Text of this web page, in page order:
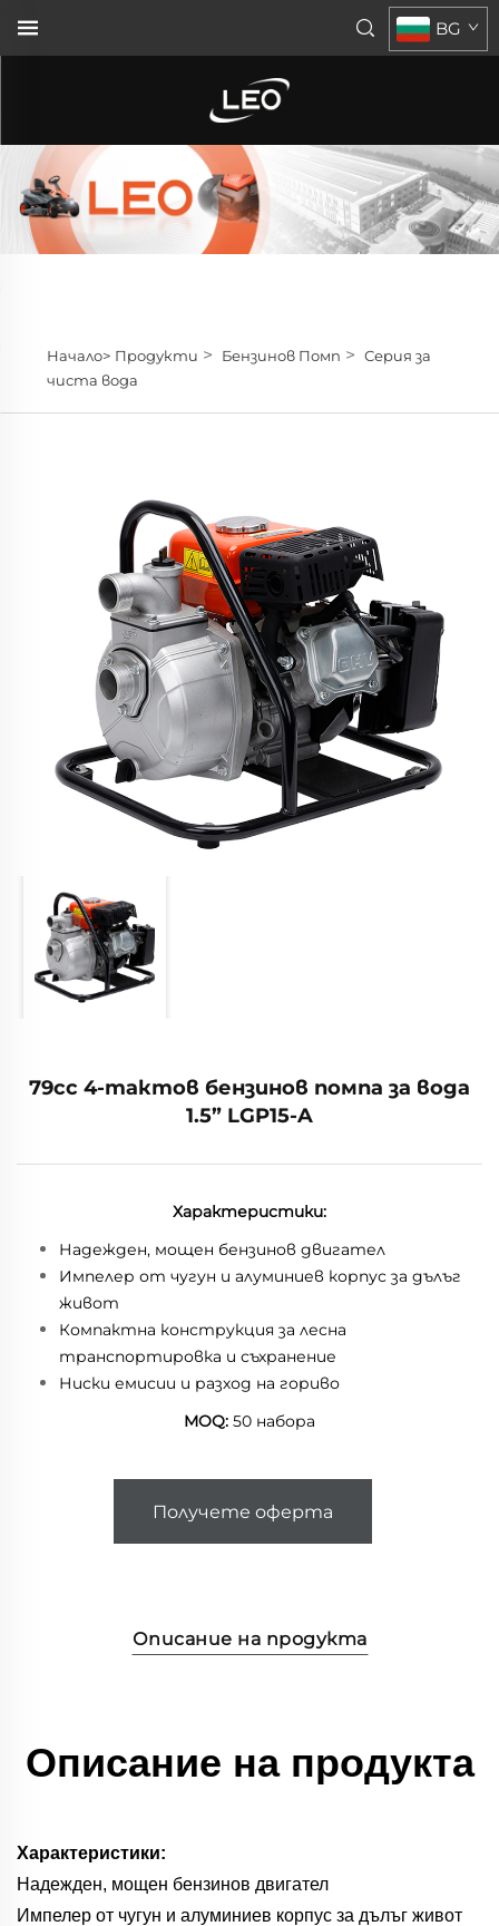
BG
Начало> Продукти > Бензинов Помп > Серия за
чиста вода
79cc 4-тактов бензинов помпа за вода
1.5” LGP15-A
Характеристики:
Надежден, мощен бензинов двигател
Импелер от чугун и алуминиев корпус за дълъг
живот
Компактна конструкция за лесна
транспортировка и съхранение
Ниски емисии и разход на гориво
MOQ: 50 набора
Получете оферта
Описание на продукта
Описание на продукта
Характеристики:
Надежден, мощен бензинов двигател
Импелер от чугун и алуминиев корпус за дълъг живот